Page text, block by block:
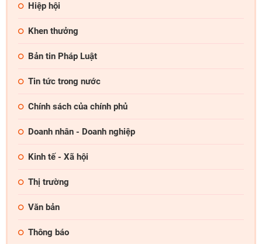
Hiệp hội
Khen thưởng
Bản tin Pháp Luật
Tin tức trong nước
Chính sách của chính phủ
Doanh nhân - Doanh nghiệp
Kinh tế - Xã hội
Thị trường
Văn bản
Thông báo